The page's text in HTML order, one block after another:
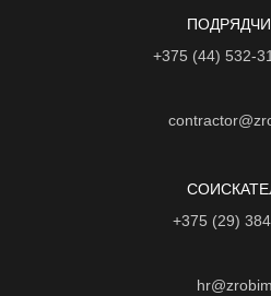
+375 (44) 532-
+375 (29)